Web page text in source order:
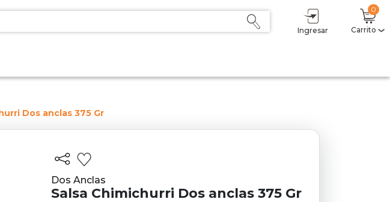
Ingresar
0
Carrito
Dos anclas 375 Gr
Dos Anclas
Salsa Chimichurri Dos anclas 375 Gr